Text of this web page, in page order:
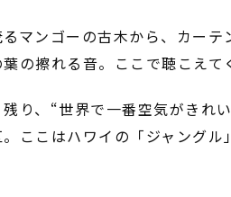
マンゴーの古木から、カー
の擦れる音。ここで聴こえ
り、“世界で一番空気がきれ
ここはハワイの「ジャング